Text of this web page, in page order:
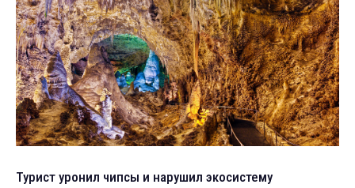
Турист уронил чипсы и нарушил экосистему